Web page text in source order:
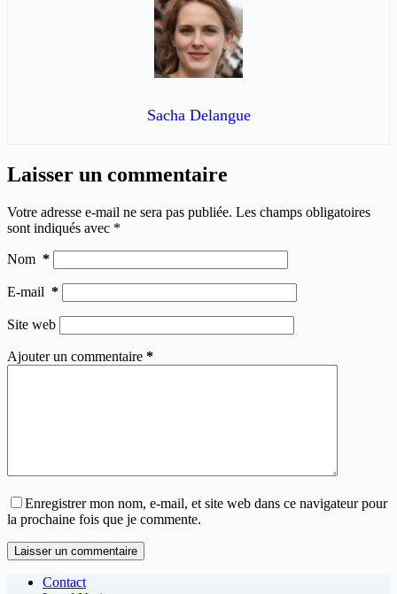
Sacha Delangue
Laisser un commentaire
Votre adresse e-mail ne sera pas publiée. Les champs obligatoires
sont indiqués avec *
Nom *
E-mail *
Site web
Ajouter un commentaire *
Enregistrer mon nom, e-mail, et site web dans ce navigateur pour
la prochaine fois que je commente.
Laisser un commentaire
Contact